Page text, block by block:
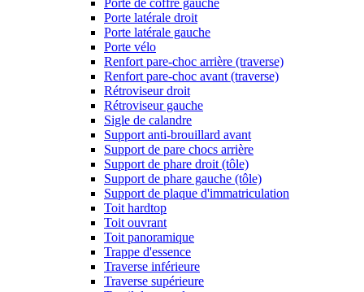
Porte de coffre gauche
Porte latérale droit
Porte latérale gauche
Porte vélo
Renfort pare-choc arrière (traverse)
Renfort pare-choc avant (traverse)
Rétroviseur droit
Rétroviseur gauche
Sigle de calandre
Support anti-brouillard avant
Support de pare chocs arrière
Support de phare droit (tôle)
Support de phare gauche (tôle)
Support de plaque d'immatriculation
Toit hardtop
Toit ouvrant
Toit panoramique
Trappe d'essence
Traverse inférieure
Traverse supérieure